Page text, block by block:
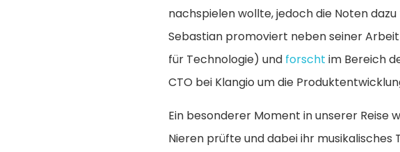
nachspielen wollte, jedoch die Noten
Sebastian promoviert neben seiner
für Technologie) und forscht im Bereich
CTO bei Klangio um die
Ein besonderer Moment in unserer Reise
Nieren prüfte und dabei ihr